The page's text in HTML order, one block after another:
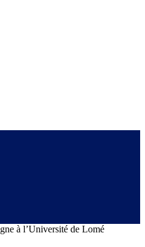
à l’Université de Lomé